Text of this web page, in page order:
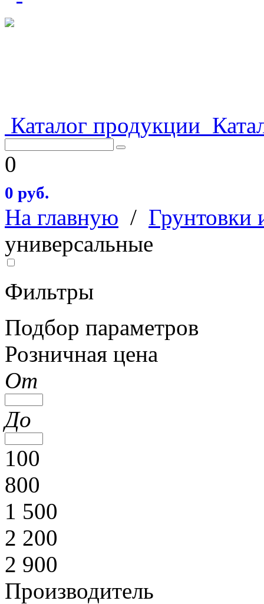
Каталог продукции
0
0 руб.
На главную / Грунтовки
универсальные
Фильтры
Подбор параметров
Розничная цена
От
До
100
800
1 500
2 200
2 900
Производитель